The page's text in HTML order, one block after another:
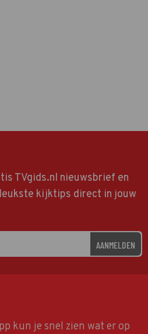
TVgids.nl nieuwsbrief en
kijktips direct in jouw
AANMELDEN
kun je snel zien wat er op